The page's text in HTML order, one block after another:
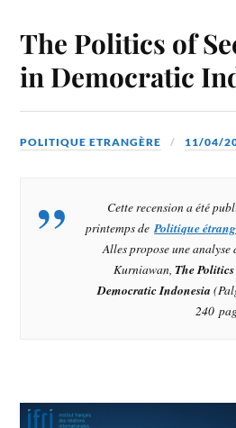
The Politics of
in Democratic
POLITIQUE ETRANGÈRE 11/04/
Cette recension a été
printemps dePolitique
Alles propose une analyse
Kurniawan, The
Democratic Indonesia
240